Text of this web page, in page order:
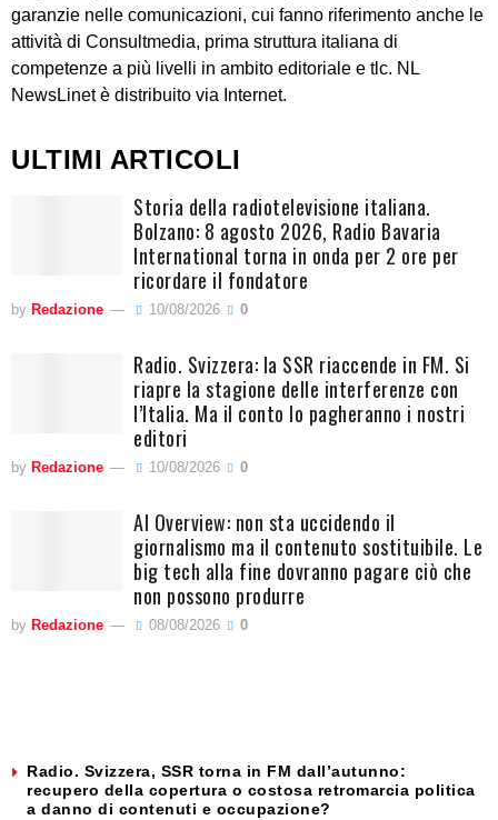
garanzie nelle comunicazioni, cui fanno riferimento anche le
attività di Consultmedia, prima struttura italiana di
competenze a più livelli in ambito editoriale e tlc. NL
NewsLinet è distribuito via Internet.
ULTIMI ARTICOLI
Storia della radiotelevisione italiana.
Bolzano: 8 agosto 2026, Radio Bavaria
International torna in onda per 2 ore per
ricordare il fondatore
by Redazione 10/08/2026 0
Radio. Svizzera: la SSR riaccende in FM. Si
riapre la stagione delle interferenze con
l’Italia. Ma il conto lo pagheranno i nostri
editori
by Redazione 10/08/2026 0
AI Overview: non sta uccidendo il
giornalismo ma il contenuto sostituibile. Le
big tech alla fine dovranno pagare ciò che
non possono produrre
by Redazione 08/08/2026 0
Radio. Svizzera, SSR torna in FM dall’autunno:
recupero della copertura o costosa retromarcia politica
a danno di contenuti e occupazione?